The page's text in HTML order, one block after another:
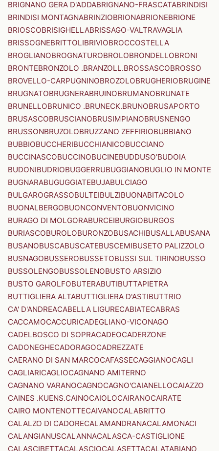
BRIGNANO GERA D'ADDABRIGNANO-FRASCATABRINDISI
BRINDISI MONTAGNABRINZIOBRIONABRIONEBRIONE
BRIOSCOBRISIGHELLABRISSAGO-VALTRAVAGLIA
BRISSOGNEBRITTOLIBRIVIOBROCCOSTELLA
BROGLIANOBROGNATUROBROLOBRONDELLOBRONI
BRONTEBRONZOLO .BRANZOLL.BROSSASCOBROSSO
BROVELLO-CARPUGNINOBROZOLOBRUGHERIOBRUGINE
BRUGNATOBRUGNERABRUINOBRUMANOBRUNATE
BRUNELLOBRUNICO .BRUNECK.BRUNOBRUSAPORTO
BRUSASCOBRUSCIANOBRUSIMPIANOBRUSNENGO
BRUSSONBRUZOLOBRUZZANO ZEFFIRIOBUBBIANO
BUBBIOBUCCHERIBUCCHIANICOBUCCIANO
BUCCINASCOBUCCINOBUCINEBUDDUSO'BUDOIA
BUDONIBUDRIOBUGGERRUBUGGIANOBUGLIO IN MONTE
BUGNARABUGUGGIATEBUJABULCIAGO
BULGAROGRASSOBULTEIBULZIBUONABITACOLO
BUONALBERGOBUONCONVENTOBUONVICINO
BURAGO DI MOLGORABURCEIBURGIOBURGOS
BURIASCOBUROLOBURONZOBUSACHIBUSALLABUSANA
BUSANOBUSCABUSCATEBUSCEMIBUSETO PALIZZOLO
BUSNAGOBUSSEROBUSSETOBUSSI SUL TIRINOBUSSO
BUSSOLENGOBUSSOLENOBUSTO ARSIZIO
BUSTO GAROLFOBUTERABUTIBUTTAPIETRA
BUTTIGLIERA ALTABUTTIGLIERA D'ASTIBUTTRIO
CA' D'ANDREACABELLA LIGURECABIATECABRAS
CACCAMOCACCURICADEGLIANO-VICONAGO
CADELBOSCO DI SOPRACADEOCADERZONE
CADONEGHECADORAGOCADREZZATE
CAERANO DI SAN MARCOCAFASSECAGGIANOCAGLI
CAGLIARICAGLIOCAGNANO AMITERNO
CAGNANO VARANOCAGNOCAGNO'CAIANELLOCAIAZZO
CAINES .KUENS.CAINOCAIOLOCAIRANOCAIRATE
CAIRO MONTENOTTECAIVANOCALABRITTO
CALALZO DI CADORECALAMANDRANACALAMONACI
CALANGIANUSCALANNACALASCA-CASTIGLIONE
CALASCIBETTACALASCIOCALASETTACALATABIANO